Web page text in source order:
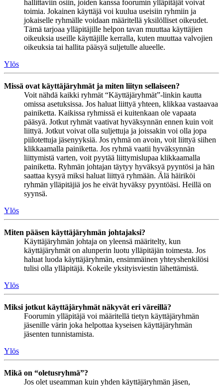
hallittaviin osiin, joiden kanssa foorumin ylläpitäjät voivat
toimia. Jokainen käyttäjä voi kuulua useisiin ryhmiin ja
jokaiselle ryhmälle voidaan määritellä yksilölliset oikeudet.
Tämä tarjoaa ylläpitäjille helpon tavan muuttaa käyttäjien
oikeuksia useille käyttäjille kerralla, kuten muuttaa valvojien
oikeuksia tai hallita pääsyä suljetulle alueelle.
Ylös
Missä ovat käyttäjäryhmät ja miten liityn sellaiseen?
Voit nähdä kaikki ryhmät “Käyttäjäryhmät”-linkin kautta
omissa asetuksissa. Jos haluat liittyä yhteen, klikkaa vastaavaa
painiketta. Kaikissa ryhmissä ei kuitenkaan ole vapaata
pääsyä. Jotkut ryhmät vaativat hyväksynnän ennen kuin voit
liittyä. Jotkut voivat olla suljettuja ja joissakin voi olla jopa
piilotettuja jäsenyyksiä. Jos ryhmä on avoin, voit liittyä siihen
klikkaamalla painiketta. Jos ryhmä vaatii hyväksynnän
liittymistä varten, voit pyytää liittymislupaa klikkaamalla
painiketta. Ryhmän johtajan täytyy hyväksyä pyyntösi ja hän
saattaa kysyä miksi haluat liittyä ryhmään. Älä häiriköi
ryhmän ylläpitäjiä jos he eivät hyväksy pyyntöäsi. Heillä on
syynsä.
Ylös
Miten pääsen käyttäjäryhmän johtajaksi?
Käyttäjäryhmän johtaja on yleensä määritelty, kun
käyttäjäryhmät on alunperin luotu ylläpitäjän toimesta. Jos
haluat luoda käyttäjäryhmän, ensimmäinen yhteyshenkilösi
tulisi olla ylläpitäjä. Kokeile yksityisviestin lähettämistä.
Ylös
Miksi jotkut käyttäjäryhmät näkyvät eri väreillä?
Foorumin ylläpitäjä voi määritellä tietyn käyttäjäryhmän
jäsenille värin joka helpottaa kyseisen käyttäjäryhmän
jäsenten tunnistamista.
Ylös
Mikä on “oletusryhmä”?
Jos olet useamman kuin yhden käyttäjäryhmän jäsen,